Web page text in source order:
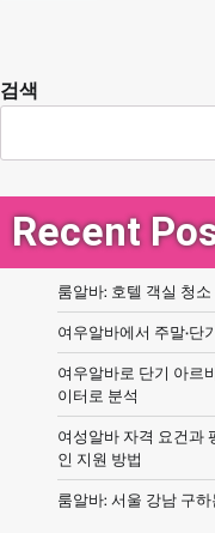
검색
Recent
룸알바: 호텔 객실 청
여우알바에서 주말·단
여우알바로 단기 아르
이터로 분석
여성알바 자격 요건과
인 지원 방법
룸알바: 서울 강남 구